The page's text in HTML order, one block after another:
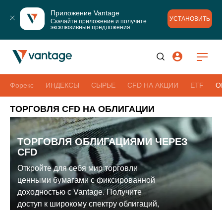
Приложение Vantage
Скачайте приложение и получите
эксклюзивные предложения
УСТАНОВИТЬ
Форекс ИНДЕКСЫ СЫРЬЕ CFD НА АКЦИИ ETF
ТОРГОВЛЯ CFD НА ОБЛИГАЦИИ
ТОРГОВЛЯ ОБЛИГАЦИЯМИ ЧЕРЕЗ
CFD
Откройте для себя мир торговли
ценными бумагами с фиксированной
доходностью с Vantage. Получите
доступ к широкому спектру облигаций,